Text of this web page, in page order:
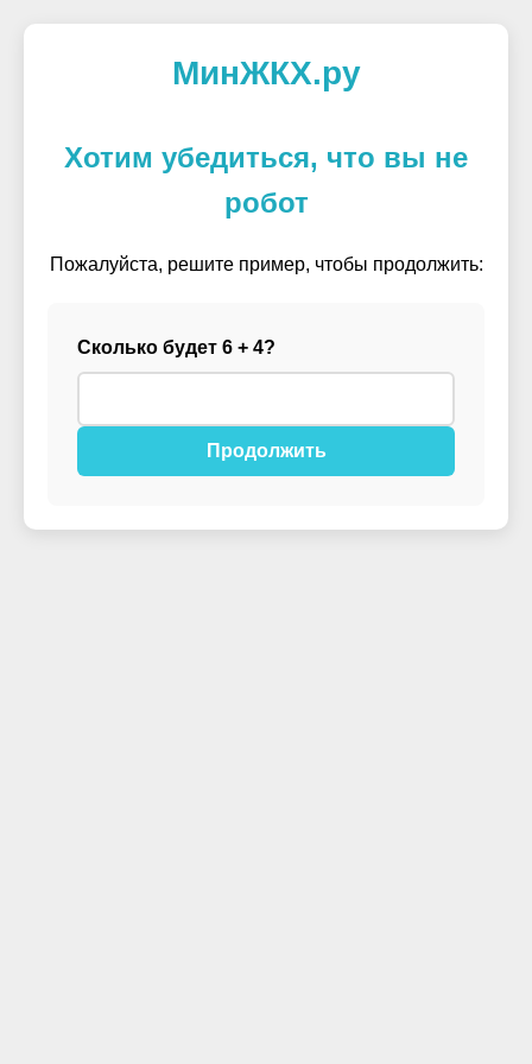
МинЖКХ.ру
Хотим убедиться, что вы не
робот
Пожалуйста, решите пример, чтобы продолжить:
Сколько будет 6 + 4?
Продолжить